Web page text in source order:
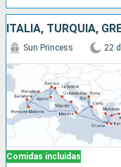
Comidas incluidas
Sun Princess 22 d